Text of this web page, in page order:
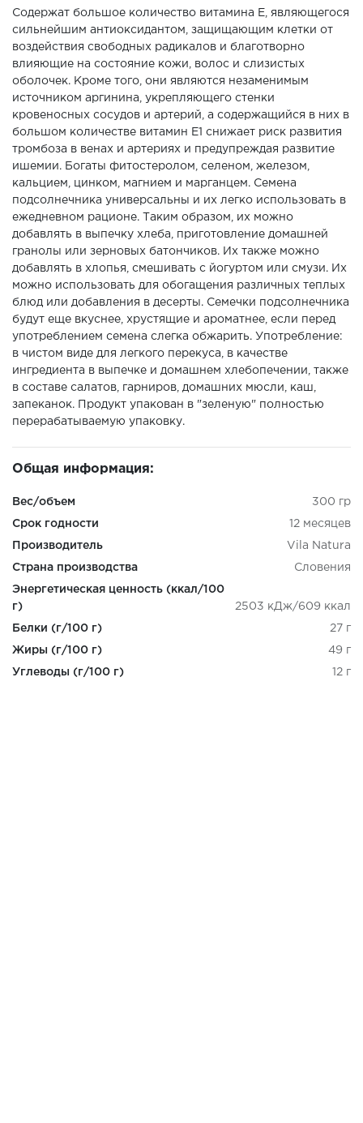
Содержат большое количество витамина Е, являющегося
сильнейшим антиоксидантом, защищающим клетки от
воздействия свободных радикалов и благотворно
влияющие на состояние кожи, волос и слизистых
оболочек. Кроме того, они являются незаменимым
источником аргинина, укрепляющего стенки
кровеносных сосудов и артерий, а содержащийся в них в
большом количестве витамин Е1 снижает риск развития
тромбоза в венах и артериях и предупреждая развитие
ишемии. Богаты фитостеролом, селеном, железом,
кальцием, цинком, магнием и марганцем. Семена
подсолнечника универсальны и их легко использовать в
ежедневном рационе. Таким образом, их можно
добавлять в выпечку хлеба, приготовление домашней
гранолы или зерновых батончиков. Их также можно
добавлять в хлопья, смешивать с йогуртом или смузи. Их
можно использовать для обогащения различных теплых
блюд или добавления в десерты. Семечки подсолнечника
будут еще вкуснее, хрустящие и ароматнее, если перед
употреблением семена слегка обжарить. Употребление:
в чистом виде для легкого перекуса, в качестве
ингредиента в выпечке и домашнем хлебопечении, также
в составе салатов, гарниров, домашних мюсли, каш,
запеканок. Продукт упакован в "зеленую" полностью
перерабатываемую упаковку.
Общая информация:
Вес/объем 300 гр
Срок годности 12 месяцев
Производитель Vila Natura
Страна производства Словения
Энергетическая ценность (ккал/100
г)
2503 кДж/609 ккал
Белки (г/100 г) 27 г
Жиры (г/100 г) 49 г
Углеводы (г/100 г) 12 г